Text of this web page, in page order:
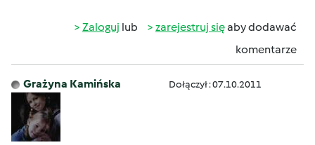
Zaloguj lub zarejestruj sięaby dodawać
komentarze
Grażyna Kamińska Dołączył : 07.10.2011